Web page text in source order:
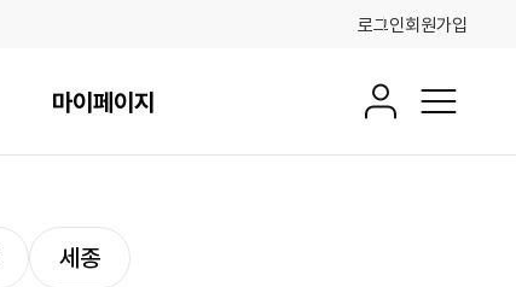
로그인회원가입
마이페이지 회원정보전체메뉴
세종